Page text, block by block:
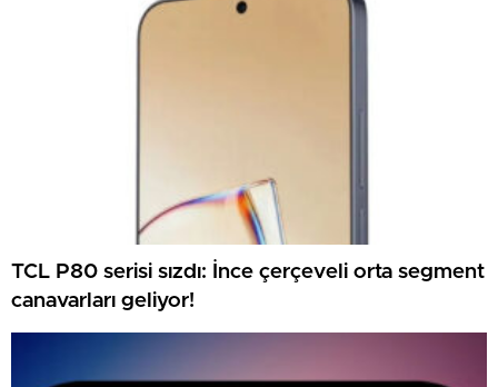
TCL P80 serisi sızdı: İnce çerçeveli orta segment
canavarları geliyor!